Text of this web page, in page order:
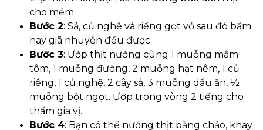
cho mềm.
Bước 2: Sả, củ nghệ và riềng gọt vỏ sau đó băm
hay giã nhuyễn đều được.
Bước 3: Ướp thịt nướng cùng 1 muỗng mắm
tôm, 1 muỗng đường, 2 muỗng hạt nêm, 1 củ
riềng, 1 củ nghệ, 2 cây sả, 3 muỗng dầu ăn, ½
muỗng bột ngọt. Ướp trong vòng 2 tiếng cho
thấm gia vị.
Bước 4: Bạn có thể nướng thịt bằng chảo, khay